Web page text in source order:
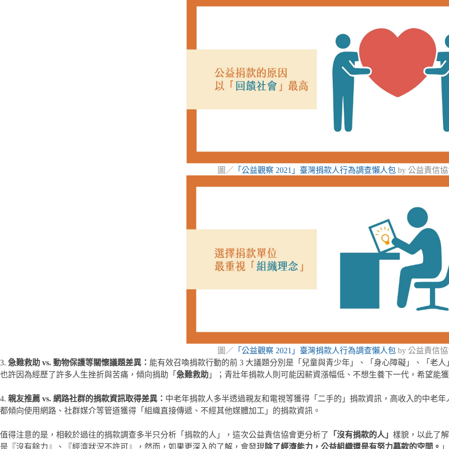
圖／ 「公益觀察 2021」臺灣捐款人行為調查懶人包 by 公益責信
圖／ 「公益觀察 2021」臺灣捐款人行為調查懶人包 by 公益責信
3. 急難救助 vs. 動物保護等關懷議題差異： 能有效召喚捐款行動的前 3 大議題分別是「兒童與青少年」、「身心障礙」、「老
也許因為經歷了許多人生挫折與苦痛，傾向捐助「 急難救助 」；青壯年捐款人則可能因薪資漲幅低、不想生養下一代，希望能
4. 親友推薦 vs. 網路社群的捐款資訊取得差異： 中老年捐款人多半透過親友和電視等獲得「二手的」捐款資訊，高收入的中老
都傾向使用網路、社群媒介等管道獲得「組織直接傳遞、不經其他媒體加工」的捐款資訊。
值得注意的是，相較於過往的捐款調查多半只分析「捐款的人」，這次公益責信協會更分析了 「沒有捐款的人」 樣貌，以此了
是『沒有餘力』、『經濟狀況不許可』，然而，如果更深入的了解，會發現 除了經濟能力，公益組織還是有努力募款的空間。